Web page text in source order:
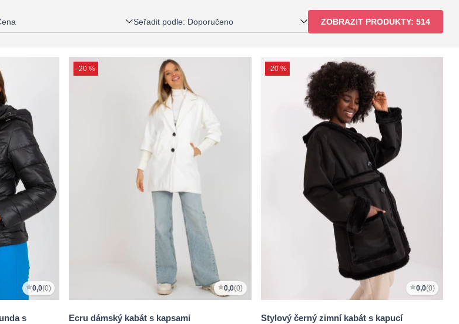
Seřadit podle: Doporučeno ZOBRAZIT PRODUKTY: 514
0,0(0)
s
-20 %
0,0(0)
Ecru dámský kabát s kapsami
-20 %
0,0(0)
Stylový černý zimní kabát s kapucí